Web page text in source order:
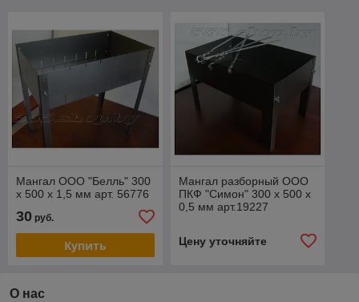
Мангал ООО "Белль" 300
х 500 х 1,5 мм арт. 56776
30 руб.
Купить
Мангал разборный ООО
ПКФ "Симон" 300 х 500 х
0,5 мм арт.19227
Цену уточняйте
О нас